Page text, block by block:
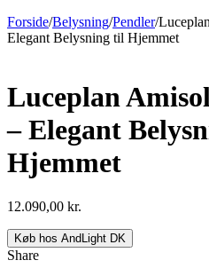
Forside/Belysning/Pendler/
Elegant Belysning til Hjemmet
Luceplan
– Elegant
Hjemmet
12.090,00 kr.
Køb hos AndLight DK
Share